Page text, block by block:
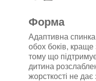
Форма
Адаптивна
обох боків,
тому що
дитина
жорсткості не